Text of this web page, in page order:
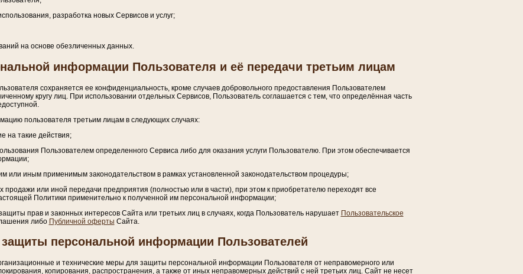
разработка новых Сервисов и услуг;
на основе обезличенных данных.
информации Пользователя и её передачи третьим лицам
сохраняется ее конфиденциальность, кроме случаев добровольного предоставления Пользователем
кругу лиц. При использовании отдельных Сервисов, Пользователь соглашается с тем, что определённая часть
пользователя третьим лицам в следующих случаях:
на такие действия;
Пользователем определенного Сервиса либо для оказания услуги Пользователю. При этом обеспечивается
или иным применимым законодательством в рамках установленной законодательством процедуры;
продажи или иной передачи предприятия (полностью или в части), при этом к приобретателю переходят все
Политики применительно к полученной им персональной информации;
прав и законных интересов Сайта или третьих лиц в случаях, когда Пользователь нарушает Пользовательское
либо Публичной оферты Сайта.
персональной информации Пользователей
и технические меры для защиты персональной информации Пользователя от неправомерного или
копирования, распространения, а также от иных неправомерных действий с ней третьих лиц. Сайт не несет